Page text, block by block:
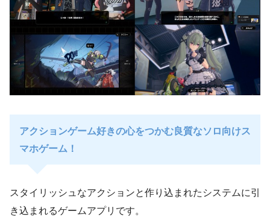
アクションゲーム好きの心をつかむ良質なソロ向けス
マホゲーム！
スタイリッシュなアクションと作り込まれたシステムに引
き込まれるゲームアプリです。